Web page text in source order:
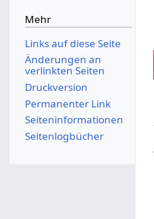
Mehr
Links auf diese Seite
Änderungen an
verlinkten Seiten
Druckversion
Permanenter Link
Seiten­­informationen
Seitenlogbücher